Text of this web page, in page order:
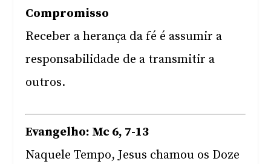
Compromisso
Receber a herança da fé é assumir a
responsabilidade de a transmitir a
outros.
Evangelho: Mc 6, 7-13
Naquele Tempo, Jesus chamou os Doze